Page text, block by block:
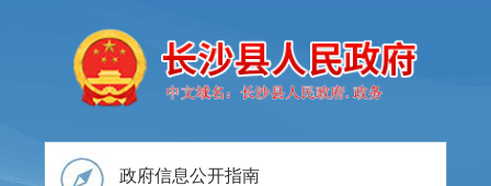
政府信息公开指南